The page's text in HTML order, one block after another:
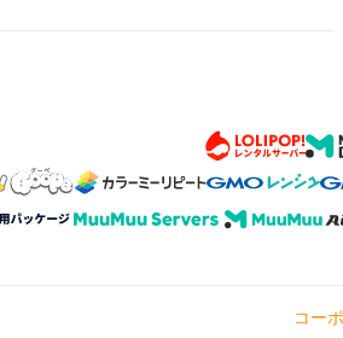
コー